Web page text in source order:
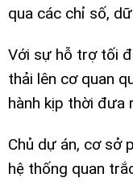
qua các chỉ số,
Với sự hỗ trợ tối
thải lên cơ quan
hành kịp thời đưa
Chủ dự án, cơ sở
hệ thống quan